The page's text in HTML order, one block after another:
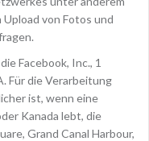
von Fotos und
Facebook, Inc., 1
Für die Verarbeitung
ist, wenn eine
Kanada lebt, die
Grand Canal Harbour,